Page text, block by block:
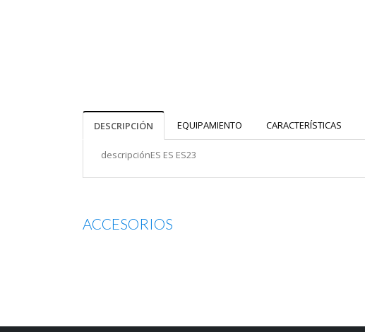
DESCRIPCIÓN EQUIPAMIENTO CARACTERÍSTICAS
descripciónES ES ES23
ACCESORIOS